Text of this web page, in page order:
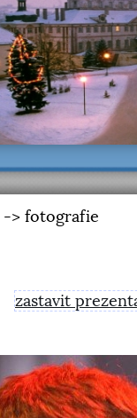
-> fotografie
zastavit